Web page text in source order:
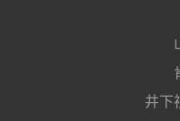
井下